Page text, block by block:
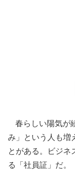
春らしい陽気が
み」という人も増
とがある。ビジネ
る「社員証」だ。